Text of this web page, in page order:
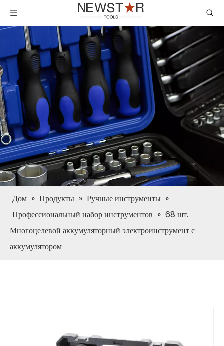
Дом » Продукты » Ручные инструменты »
Профессиональный набор инструментов » 68 шт.
Многоцелевой аккумуляторный электроинструмент с
аккумулятором